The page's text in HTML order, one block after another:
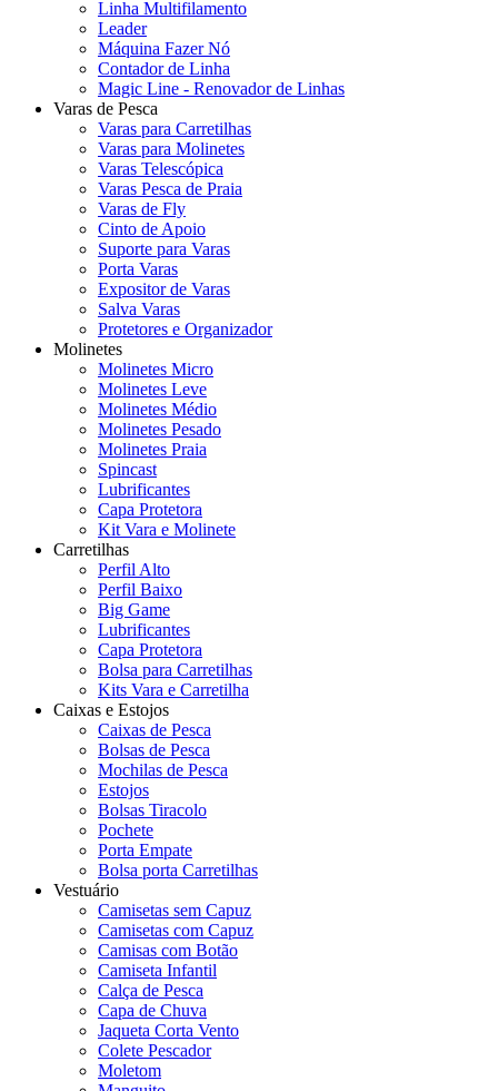
Linha Multifilamento
Leader
Máquina Fazer Nó
Contador de Linha
Magic Line - Renovador de Linhas
Varas de Pesca
Varas para Carretilhas
Varas para Molinetes
Varas Telescópica
Varas Pesca de Praia
Varas de Fly
Cinto de Apoio
Suporte para Varas
Porta Varas
Expositor de Varas
Salva Varas
Protetores e Organizador
Molinetes
Molinetes Micro
Molinetes Leve
Molinetes Médio
Molinetes Pesado
Molinetes Praia
Spincast
Lubrificantes
Capa Protetora
Kit Vara e Molinete
Carretilhas
Perfil Alto
Perfil Baixo
Big Game
Lubrificantes
Capa Protetora
Bolsa para Carretilhas
Kits Vara e Carretilha
Caixas e Estojos
Caixas de Pesca
Bolsas de Pesca
Mochilas de Pesca
Estojos
Bolsas Tiracolo
Pochete
Porta Empate
Bolsa porta Carretilhas
Vestuário
Camisetas sem Capuz
Camisetas com Capuz
Camisas com Botão
Camiseta Infantil
Calça de Pesca
Capa de Chuva
Jaqueta Corta Vento
Colete Pescador
Moletom